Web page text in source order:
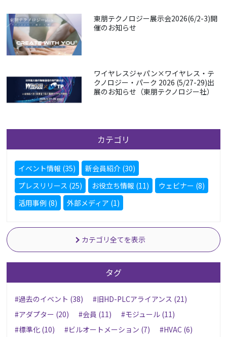
東朋テクノロジー展示会2026(6/2-3)開
催のお知らせ
ワイヤレスジャパン×ワイヤレス・テ
クノロジー・パーク 2026 (5/27-29)出
展のお知らせ（東朋テクノロジー社）
カテゴリ
イベント情報 (35)
新会員紹介 (30)
プレスリリース (25)
お役立ち情報 (11)
ウェビナー (8)
活用事例 (8)
外部メディア (1)
カテゴリ全てを表示
タグ
#過去のイベント (38)
#旧HD-PLCアライアンス (21)
#アダプター (20)
#会員 (11)
#モジュール (11)
#標準化 (10)
#ビルオートメーション (7)
#HVAC (6)